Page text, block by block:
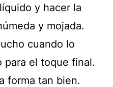
y hacer la
y mojada.
cuando lo
para el toque final.
forma tan bien.